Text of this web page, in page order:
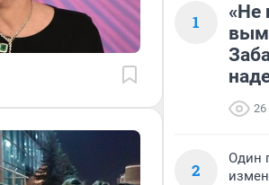
1
«Не
26
2
Один